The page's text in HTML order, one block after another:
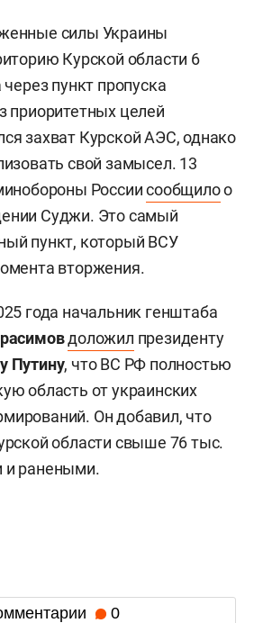
силы Украины
Курской области 6
через пункт пропуска
приоритетных целей
захват Курской АЭС, однако
свой замысел. 13
Россиисообщилоо
Суджи. Это самый
пункт, который ВСУ
вторжения.
года начальник генштаба
доложил президенту
Путину, что ВС РФ полностью
область от украинских
Он добавил, что
области свыше 76 тыс.
и ранеными.
0